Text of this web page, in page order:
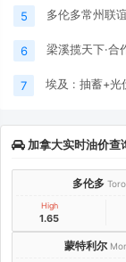
5 多伦多常州联
6 梁溪揽天下·
7 埃及 : 抽蓄+光
加拿大实时油价查
多伦多
High
1.65
蒙特利尔